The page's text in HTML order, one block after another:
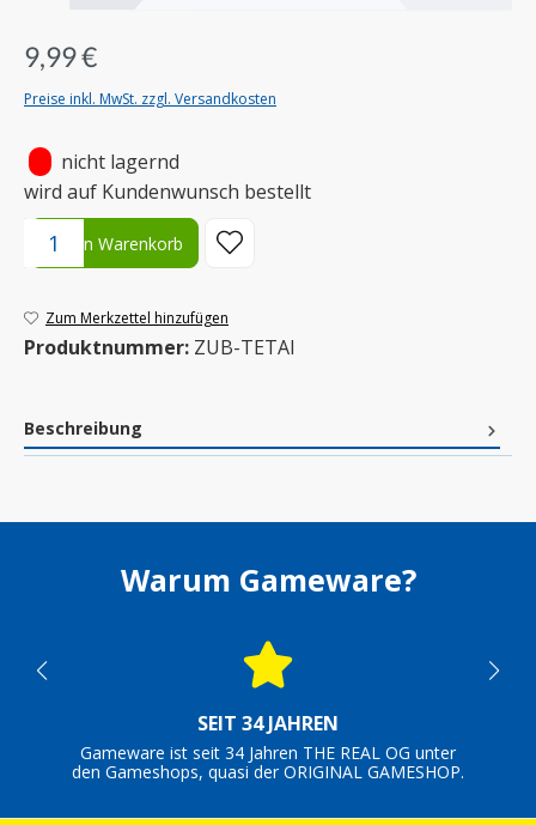
9,99 €
Preise inkl. MwSt. zzgl. Versandkosten
nicht lagernd
wird auf Kundenwunsch bestellt
Produkt Anzahl: Gib den gewünschten Wert ein oder benutze
In den Warenkorb
Zum Merkzettel hinzufügen
Produktnummer: ZUB-TETAI
Beschreibung
Warum Gameware?
SEIT 34 JAHREN
Gameware ist seit 34 Jahren THE REAL OG unter
den Gameshops, quasi der ORIGINAL GAMESHOP.